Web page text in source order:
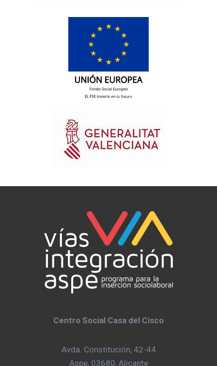
Centro Social Casa del Cisco
Avda. Constitución, 42-44
Aspe, 03680, Alicante